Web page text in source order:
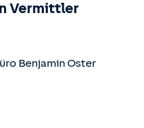
Vermittler
Benjamin Oster